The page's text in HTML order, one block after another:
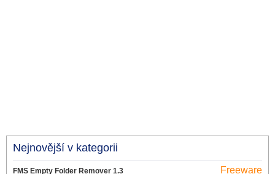
Nejnovější v kategorii
FMS Empty Folder Remover 1.3 Freeware